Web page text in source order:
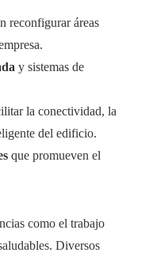
reconfigurar áreas
y sistemas de
la conectividad, la
del edificio.
que promueven el
como el trabajo
Diversos